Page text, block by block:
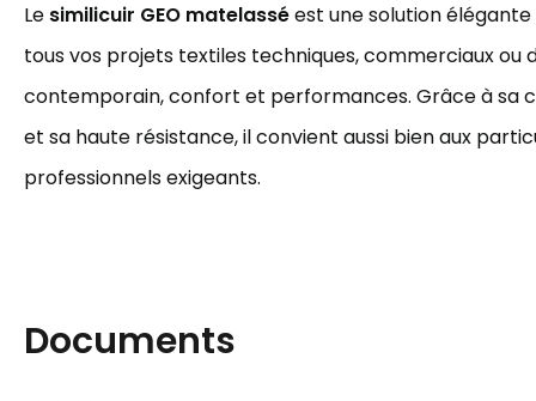
Le similicuir GEO matelasséest une solution
tous vos projets textiles techniques, commerciaux ou
contemporain, confort et performances. Grâce à sa
et sa haute résistance, il convient aussi bien aux
professionnels exigeants.
Documents